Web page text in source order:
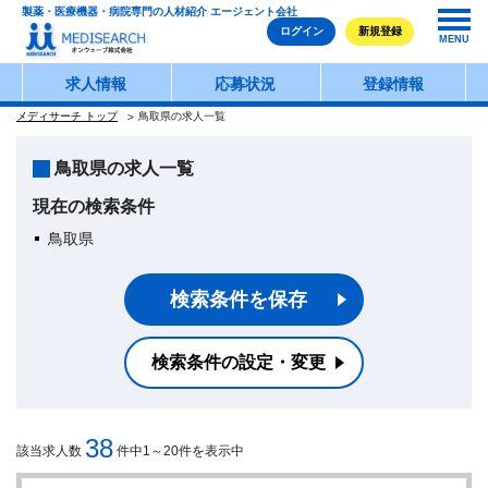
製薬・医療機器・病院専門の人材紹介 エージェント会社
ログイン
新規登録
MENU
求人情報 応募状況 登録情報
メディサーチ トップ 鳥取県の求人一覧
鳥取県の求人一覧
現在の検索条件
鳥取県
検索条件を保存
検索条件の設定・変更
該当求人数 38 件中1～20件を表示中